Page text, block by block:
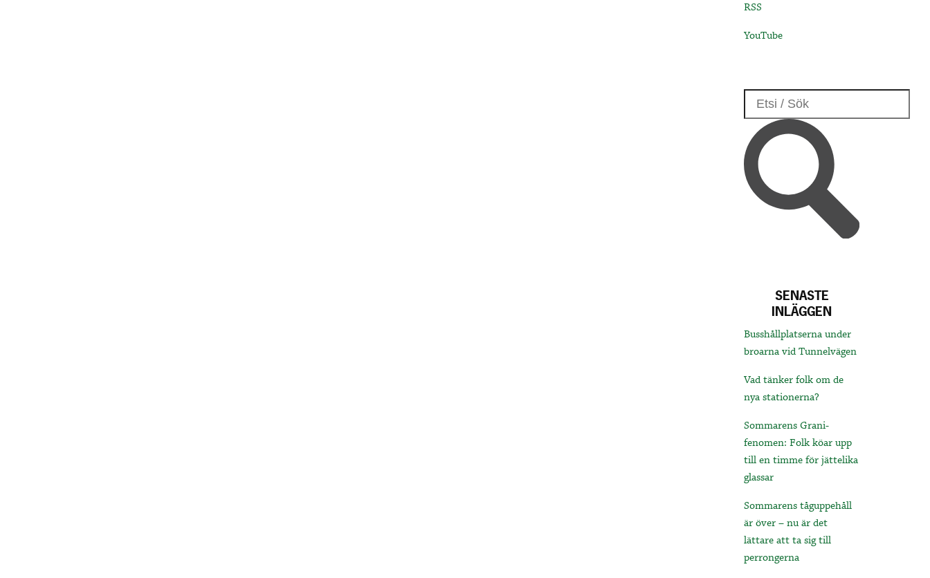
RSS
YouTube
SENASTE
INLÄGGEN
Busshållplatserna under
broarna vid Tunnelvägen
Vad tänker folk om de
nya stationerna?
Sommarens Grani-
fenomen: Folk köar upp
till en timme för jättelika
glassar
Sommarens tåguppehåll
är över – nu är det
lättare att ta sig till
perrongerna